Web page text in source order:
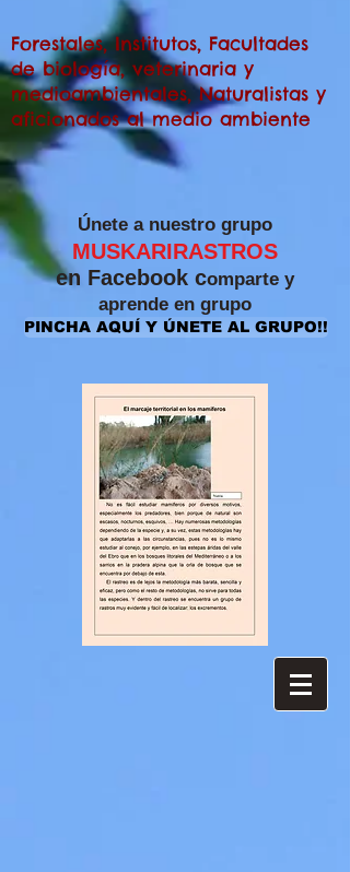
Forestales, Institutos, Facultades
de biología, veterinaria y
medioambientales, Naturalistas y
aficionados al medio ambiente
​Únete a nuestro grupo
MUSKARIRASTROS
en Facebook comparte y
aprende en grupo
PINCHA AQUÍ Y ÚNETE AL GRUPO!!